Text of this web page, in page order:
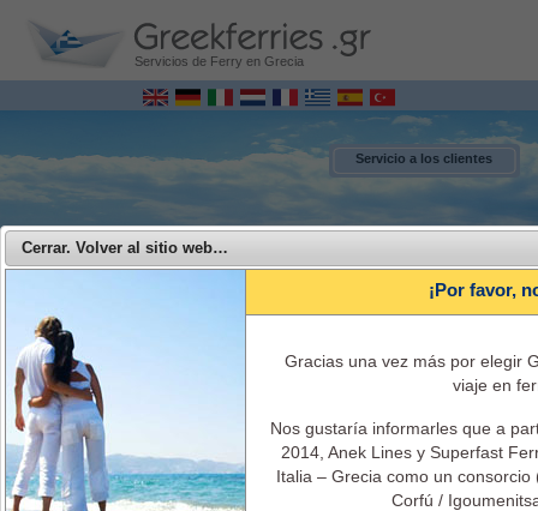
Servicios de Ferry en Grecia
Servicio a los clientes
MENU
Superfast Ferries - Viajar con Superfast ferries de Grecia a Italia
Cerrar. Volver al sitio web…
¡Por favor,
Gracias una vez más por elegir
viaje en
Nos gustaría informarles que a
2014, Anek Lines y Superfast
Italia – Grecia como un consorcio
Corfú /